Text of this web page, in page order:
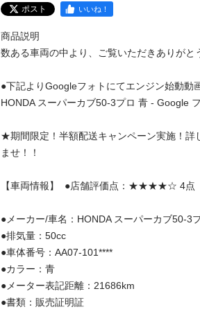
ポスト いいね！
商品説明
数ある車両の中より、ご覧いただきありがと
●下記よりGoogleフォトにてエンジン始動動
HONDA スーパーカブ50-3プロ 青 - Google
★期間限定！半額配送キャンペーン実施！詳
ませ！！
【車両情報】  ●店舗評価点：★★★★☆ 4点
●メーカー/車名：HONDA スーパーカブ50-3
●排気量：50cc
●車体番号：AA07-101****
●カラー：青
●メーター表記距離：21686km
●書類：販売証明証